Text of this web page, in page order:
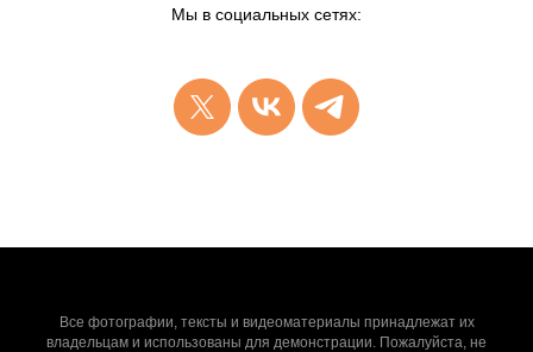
Мы в социальных сетях:
Все фотографии, тексты и видеоматериалы принадлежат их
владельцам и использованы для демонстрации. Пожалуйста, не